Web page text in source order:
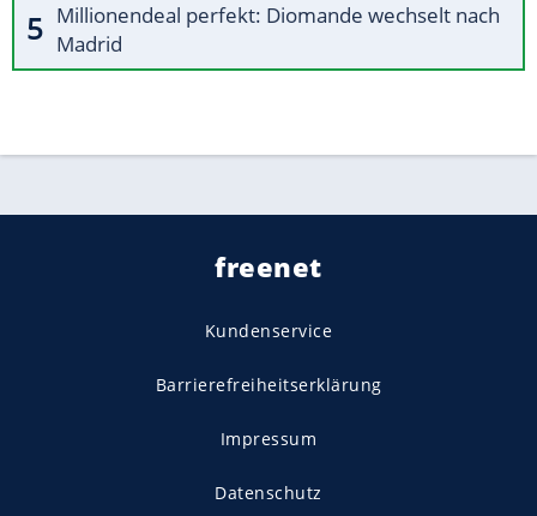
Millionendeal perfekt: Diomande wechselt nach
Madrid
freenet
Kundenservice
Barrierefreiheitserklärung
Impressum
Datenschutz